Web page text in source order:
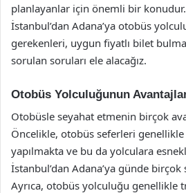
planlayanlar için önemli bir
İstanbul’dan Adana’ya otobüs
gerekenleri, uygun fiyatlı bilet
sorulan soruları ele alacağız.
Otobüs Yolculuğunun
Otobüsle seyahat etmenin birçok
Öncelikle, otobüs seferleri genellikle
yapılmakta ve bu da yolculara
İstanbul’dan Adana’ya günde
Ayrıca, otobüs yolculuğu genellikle